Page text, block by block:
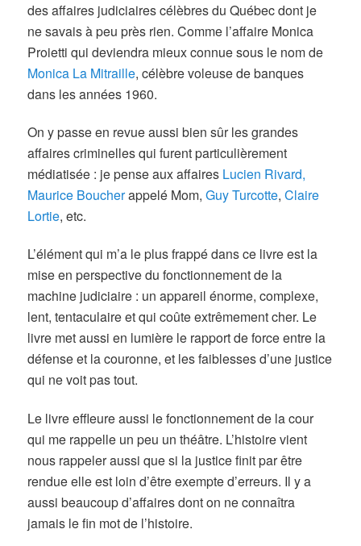
des affaires judiciaires célèbres du Québec dont je
ne savais à peu près rien. Comme l’affaire Monica
Proietti qui deviendra mieux connue sous le nom de
Monica La Mitraille, célèbre voleuse de banques
dans les années 1960.
On y passe en revue aussi bien sûr les grandes
affaires criminelles qui furent particulièrement
médiatisée : je pense aux affaires Lucien Rivard,
Maurice Boucherappelé Mom,Guy Turcotte,Claire
Lortie, etc.
L’élément qui m’a le plus frappé dans ce livre est la
mise en perspective du fonctionnement de la
machine judiciaire : un appareil énorme, complexe,
lent, tentaculaire et qui coûte extrêmement cher. Le
livre met aussi en lumière le rapport de force entre la
défense et la couronne, et les faiblesses d’une justice
qui ne voit pas tout.
Le livre effleure aussi le fonctionnement de la cour
qui me rappelle un peu un théâtre. L’histoire vient
nous rappeler aussi que si la justice finit par être
rendue elle est loin d’être exempte d’erreurs. Il y a
aussi beaucoup d’affaires dont on ne connaîtra
jamais le fin mot de l’histoire.